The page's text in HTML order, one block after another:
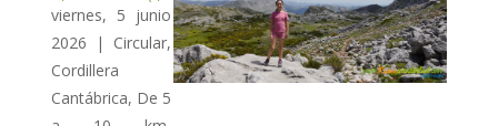
viernes, 5 junio
2026 | Circular,
Cordillera
Cantábrica, De 5